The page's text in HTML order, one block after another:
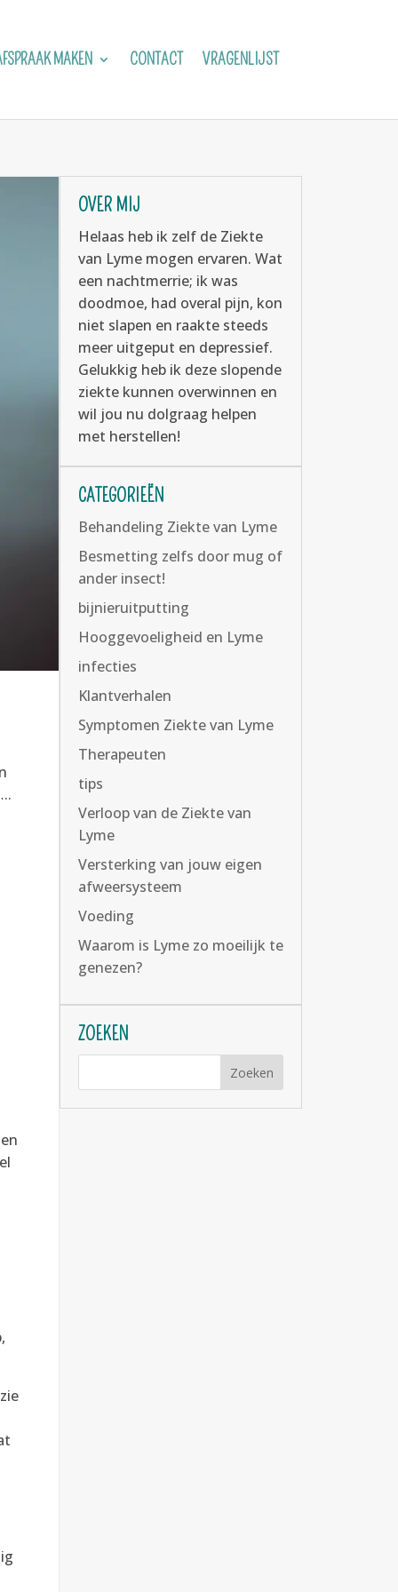
MAKEN CONTACT VRAGENLIJST
OVER MIJ
Helaas heb ik zelf de Ziekte
van Lyme mogen ervaren. Wat
een nachtmerrie; ik was
doodmoe, had overal pijn, kon
niet slapen en raakte steeds
meer uitgeput en depressief.
Gelukkig heb ik deze slopende
ziekte kunnen overwinnen en
wil jou nu dolgraag helpen
met herstellen!
CATEGORIEËN
Behandeling Ziekte van Lyme
Besmetting zelfs door mug of
ander insect!
bijnieruitputting
Hooggevoeligheid en Lyme
infecties
Klantverhalen
Symptomen Ziekte van Lyme
Therapeuten
tips
Verloop van de Ziekte van
Lyme
Versterking van jouw eigen
afweersysteem
Voeding
Waarom is Lyme zo moeilijk te
genezen?
ZOEKEN